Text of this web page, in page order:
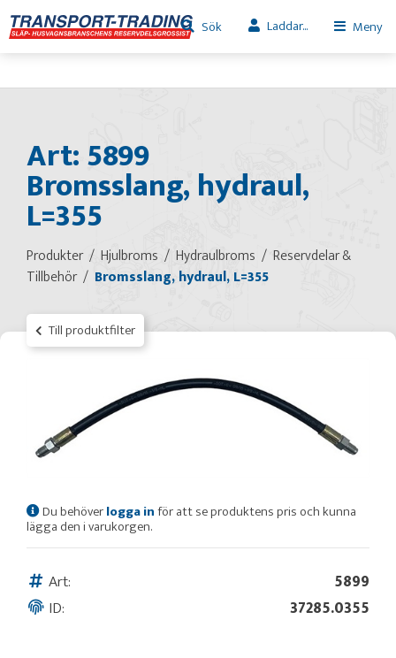
Sök Laddar... Meny
Art: 5899
Bromsslang, hydraul,
L=355
Produkter Hjulbroms Hydraulbroms
Reservdelar &
Tillbehör
Bromsslang, hydraul, L=355
Till produktfilter
Du behöverlogga inför att se produktens pris och kunna
lägga den i varukorgen.
Art:
5899
ID:
37285.0355